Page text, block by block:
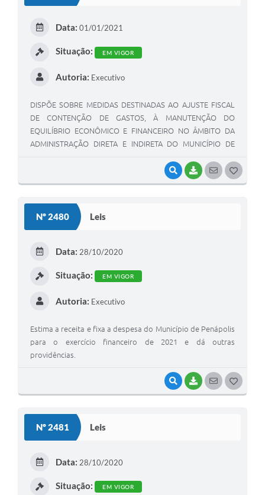
VISUALIZAR
BAIXARSEGUIR
Data: 01/01/2021
Situação: EM VIGOR
Autoria: Executivo
DISPÕE SOBRE MEDIDAS DESTINADAS AO AJUSTE FISCAL
DE CONTENÇÃO DE GASTOS, À MANUTENÇÃO DO
EQUILÍBRIO ECONÔMICO E FINANCEIRO NO ÂMBITO DA
ADMINISTRAÇÃO DIRETA E INDIRETA DO MUNICÍPIO DE
REDUÇÃO E OTIMIZAÇÃO DAS DESPESAS E AMPLIAÇÃO
DAS RECEITAS.
Nº 2480 Leis
VISUALIZAR
BAIXARSEGUIR
Data: 28/10/2020
Situação: EM VIGOR
Autoria: Executivo
Estima a receita e fixa a despesa do Município de Penápolis
para o exercício financeiro de 2021 e dá outras
providências.
Nº 2481 Leis
Data: 28/10/2020
Situação: EM VIGOR